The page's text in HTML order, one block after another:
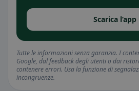
Scarica l’app
Tutte le informazioni senza garanzia. I
Google, dal feedback degli utenti o dai
contenere errori. Usa la funzione di
incongruenze.